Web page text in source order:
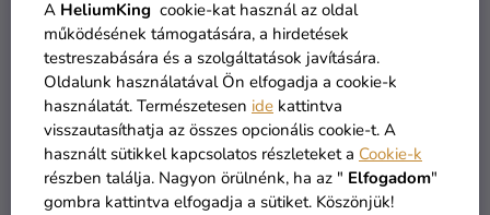
A HeliumKing cookie-kat használ az oldal
működésének támogatására, a hirdetések
testreszabására és a szolgáltatások javítására.
Oldalunk használatával Ön elfogadja a cookie-k
használatát. Természetesen ide kattintva
visszautasíthatja az összes opcionális cookie-t. A
használt sütikkel kapcsolatos részleteket a Cookie-k
részben találja. Nagyon örülnénk, ha az " Elfogadom"
gombra kattintva elfogadja a sütiket. Köszönjük!
Fekete rajzlaptömb A3
Lefranc Bourgeois
3 690 Ft
KOSÁRBA
Fekete rajzlaptömb A4
Lefranc Bourgeois
2 150 Ft
KOSÁRBA